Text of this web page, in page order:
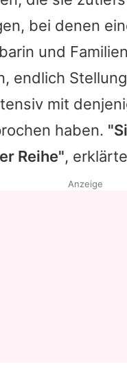
Redaktionelle
Impressum
bei denen
und
endlich
mit
haben.
Reihe",
Anzeige